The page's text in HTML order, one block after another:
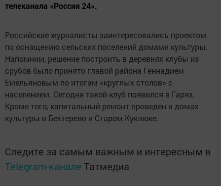
телеканала «Россия 24».
Российские журналисты заинтересовались проектом
по оснащению сельских поселений домами культуры.
Напомним, решение построить в деревнях клубы из
срубов было принято главой района Геннадием
Емельяновым по итогам «круглых столов» с
населением. Сегодня такой клуб появился в Гарях.
Кроме того, капитальный ремонт проведен в домах
культуры в Бехтерево и Старом Куклюке.
Следите за самым важным и интересным в
Telegram-канале Татмедиа